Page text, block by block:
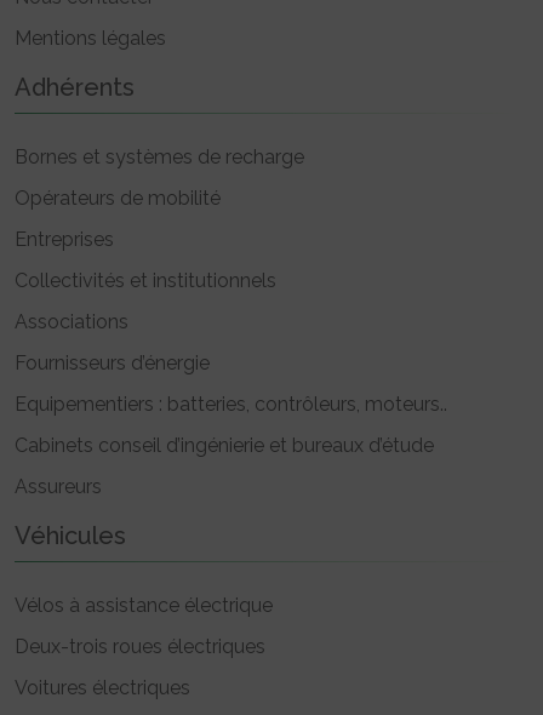
Mentions légales
Adhérents
Bornes et systèmes de recharge
Opérateurs de mobilité
Entreprises
Collectivités et institutionnels
Associations
Fournisseurs d’énergie
Equipementiers : batteries, contrôleurs, moteurs..
Cabinets conseil d’ingénierie et bureaux d’étude
Assureurs
Véhicules
Vélos à assistance électrique
Deux-trois roues électriques
Voitures électriques